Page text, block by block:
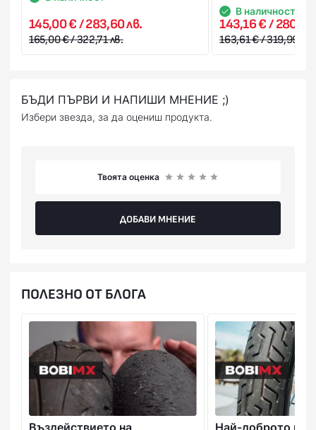
145,00 € / 283,60 лв.
165,00 € / 322,71 лв.
В наличност
143,16 € / 280,00
163,61 € / 319,99 лв.
БЪДИ ПЪРВИ И НАПИШИ МНЕНИЕ ;)
Избери звезда, за да оцениш продукта.
Твоята оценка
ДОБАВИ МНЕНИЕ
ПОЛЕЗНО ОТ БЛОГА